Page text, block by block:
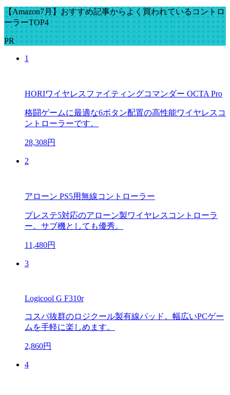
【Amazon7月】おすすめ記事からよく買われているコントロ
ーラーTOP4
PR
1
HORIワイヤレスファイティングコマンダー OCTA Pro
格闘ゲームに最適な6ボタン配置の高性能ワイヤレスコ
ントローラーです。
28,308円
2
アローン PS5用無線コントローラー
プレステ5対応のアローン製ワイヤレスコントローラ
ー。サブ機としても優秀。
11,480円
3
Logicool G F310r
コスパ抜群のロジクール製有線パッド。幅広いPCゲー
ムを手軽に楽しめます。
2,860円
4